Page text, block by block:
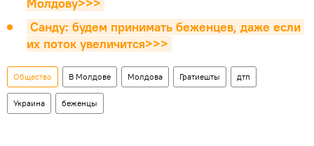
Санду: будем принимать беженцев, даже если
их поток увеличится>>>
Общество В Молдове Молдова Гратиешты дтп
Украина беженцы